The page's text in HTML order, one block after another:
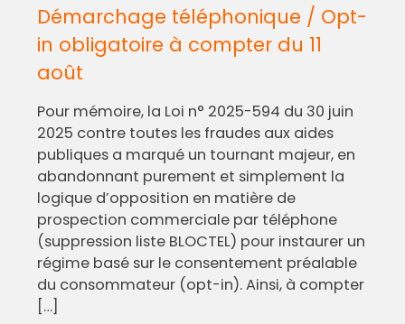
Démarchage téléphonique / Opt-
in obligatoire à compter du 11
août
Pour mémoire, la Loi n° 2025-594 du 30 juin
2025 contre toutes les fraudes aux aides
publiques a marqué un tournant majeur, en
abandonnant purement et simplement la
logique d’opposition en matière de
prospection commerciale par téléphone
(suppression liste BLOCTEL) pour instaurer un
régime basé sur le consentement préalable
du consommateur (opt-in). Ainsi, à compter
[…]